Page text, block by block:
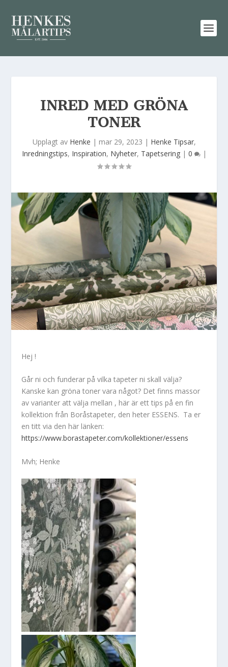
INRED MED GRÖNA
TONER
Upplagt av Henke | mar 29, 2023 | Henke Tipsar,
Inredningstips, Inspiration, Nyheter, Tapetsering| 0 |
Hej !
Går ni och funderar på vilka tapeter ni skall välja?
Kanske kan gröna toner vara något? Det finns massor
av varianter att välja mellan , här är ett tips på en fin
kollektion från Boråstapeter, den heter ESSENS. Ta er
en titt via den här länken:
https://www.borastapeter.com/kollektioner/essens
Mvh; Henke